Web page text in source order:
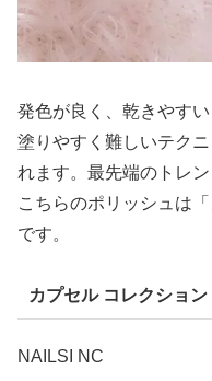
発色が良く、乾きやす
塗りやすく難しいテク
れます。最先端のトレ
こちらのポリッシュは
です。
カプセル コレクショ
NAILSI NC